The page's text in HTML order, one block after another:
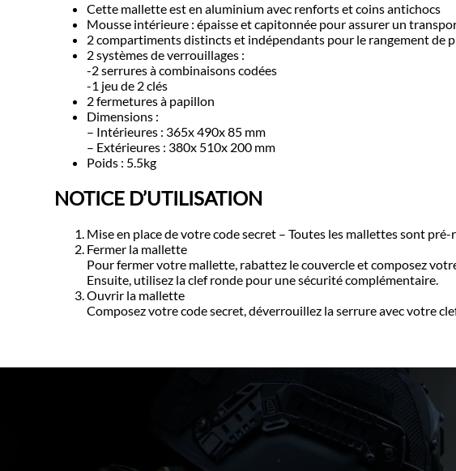
Cette mallette est en aluminium avec renforts et coins antichocs
Mousse intérieure : épaisse et capitonnée pour assurer un
2 compartiments distincts et indépendants pour le rangement de
2 systèmes de verrouillages :
-2 serrures à combinaisons codées
-1 jeu de 2 clés
2 fermetures à papillon
Dimensions :
– Intérieures : 365x 490x 85 mm
– Extérieures : 380x 510x 200 mm
Poids : 5.5kg
NOTICE D’UTILISATION
Mise en place de votre code secret – Toutes les mallettes sont pré-
Fermer la mallette
Pour fermer votre mallette, rabattez le couvercle et composez
Ensuite, utilisez la clef ronde pour une sécurité complémentaire.
Ouvrir la mallette
Composez votre code secret, déverrouillez la serrure avec votre